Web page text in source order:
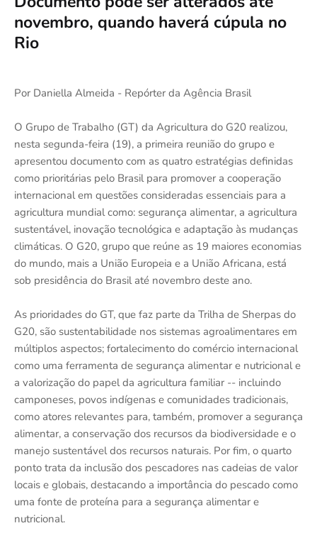
novembro, quando haverá cúpula no
Rio
Por Daniella Almeida - Repórter da Agência Brasil
O Grupo de Trabalho (GT) da Agricultura do G20 realizou,
nesta segunda-feira (19), a primeira reunião do grupo e
apresentou documento com as quatro estratégias definidas
como prioritárias pelo Brasil para promover a cooperação
internacional em questões consideradas essenciais para a
agricultura mundial como: segurança alimentar, a agricultura
sustentável, inovação tecnológica e adaptação às mudanças
climáticas. O G20, grupo que reúne as 19 maiores economias
do mundo, mais a União Europeia e a União Africana, está
sob presidência do Brasil até novembro deste ano.
As prioridades do GT, que faz parte da Trilha de Sherpas do
G20, são sustentabilidade nos sistemas agroalimentares em
múltiplos aspectos; fortalecimento do comércio internacional
como uma ferramenta de segurança alimentar e nutricional e
a valorização do papel da agricultura familiar -- incluindo
camponeses, povos indígenas e comunidades tradicionais,
como atores relevantes para, também, promover a segurança
alimentar, a conservação dos recursos da biodiversidade e o
manejo sustentável dos recursos naturais. Por fim, o quarto
ponto trata da inclusão dos pescadores nas cadeias de valor
locais e globais, destacando a importância do pescado como
uma fonte de proteína para a segurança alimentar e
nutricional.